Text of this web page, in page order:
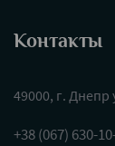
Контакты
49000, г. Днепр
+38 (067) 630-